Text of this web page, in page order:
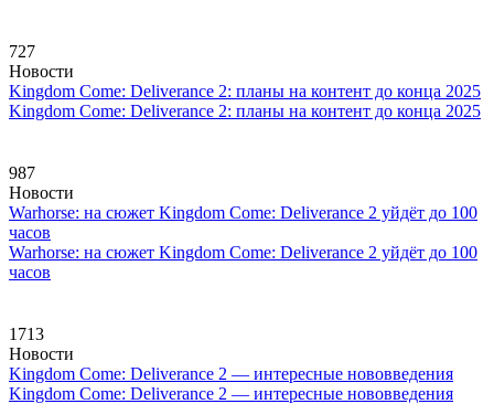
727
Новости
Kingdom Come: Deliverance 2: планы на контент до конца 2025
Kingdom Come: Deliverance 2: планы на контент до конца 2025
987
Новости
Warhorse: на сюжет Kingdom Come: Deliverance 2 уйдёт до 100
часов
Warhorse: на сюжет Kingdom Come: Deliverance 2 уйдёт до 100
часов
1713
Новости
Kingdom Come: Deliverance 2 — интересные нововведения
Kingdom Come: Deliverance 2 — интересные нововведения